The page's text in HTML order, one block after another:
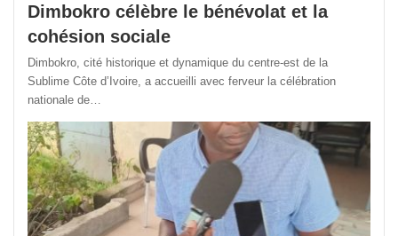
Dimbokro célèbre le bénévolat et la
cohésion sociale
Dimbokro, cité historique et dynamique du centre-est de la
Sublime Côte d’Ivoire, a accueilli avec ferveur la célébration
nationale de…